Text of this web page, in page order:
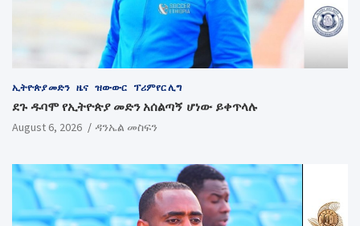
ኢትዮጵያ መድን ዜና ዝውውር ፕሪምየር ሊግ
ደጉ ዱባሞ የኢትዮጵያ መድን አሰልጣኝ ሆነው ይቀጥላሉ
August 6, 2026 ዳንኤል መስፍን